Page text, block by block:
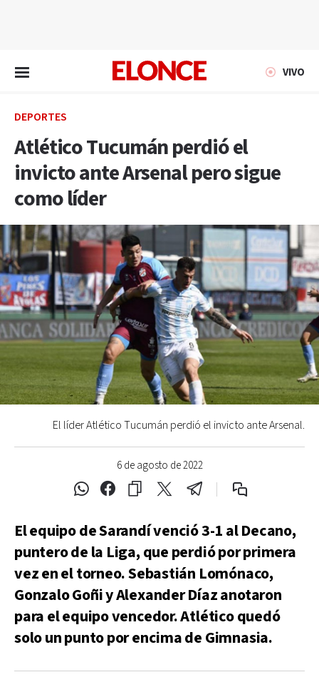
VIVO
DEPORTES
Atlético Tucumán perdió el
invicto ante Arsenal pero sigue
como líder
6 de agosto de 2022
El líder Atlético Tucumán perdió el invicto ante Arsenal.
El equipo de Sarandí venció 3-1 al Decano,
puntero de la Liga, que perdió por primera
vez en el torneo. Sebastián Lomónaco,
Gonzalo Goñi y Alexander Díaz anotaron
para el equipo vencedor. Atlético quedó
solo un punto por encima de Gimnasia.